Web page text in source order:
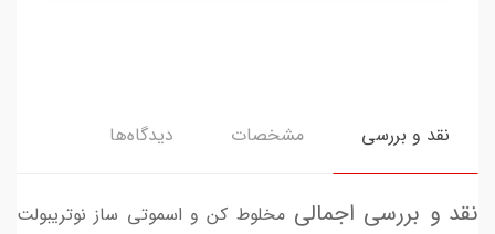
نقد و بررسی مشخصات دیدگاه‌ها
نقد و بررسی اجمالیمخلوط کن و اسموتی ساز نوتریبولت